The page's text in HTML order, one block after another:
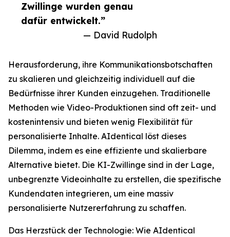
Zwillinge wurden genau
dafür entwickelt.”
— David Rudolph
Herausforderung, ihre Kommunikationsbotschaften
zu skalieren und gleichzeitig individuell auf die
Bedürfnisse ihrer Kunden einzugehen. Traditionelle
Methoden wie Video-Produktionen sind oft zeit- und
kostenintensiv und bieten wenig Flexibilität für
personalisierte Inhalte. AIdentical löst dieses
Dilemma, indem es eine effiziente und skalierbare
Alternative bietet. Die KI-Zwillinge sind in der Lage,
unbegrenzte Videoinhalte zu erstellen, die spezifische
Kundendaten integrieren, um eine massiv
personalisierte Nutzererfahrung zu schaffen.
Das Herzstück der Technologie: Wie AIdentical